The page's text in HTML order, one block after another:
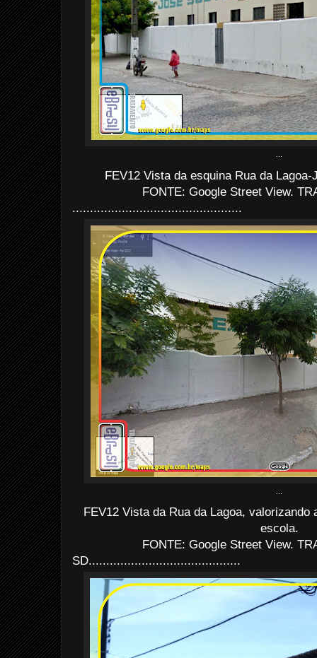
FEV12 Vista da esquina Rua da
FONTE: Google Street View.
................................................
FEV12 Vista da Rua da Lagoa,
escola.
FONTE: Google Street View.
SD...........................................